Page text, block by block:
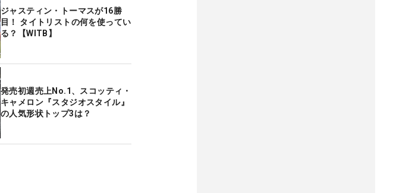
ジャスティン・トーマスが16勝
目！ タイトリストの何を使ってい
る？【WITB】
発売初週売上No.1、スコッティ・
キャメロン『スタジオスタイル』
の人気形状トップ3は？